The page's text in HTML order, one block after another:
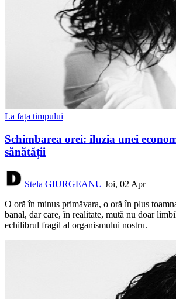
La fața timpului
Schimbarea orei: iluzia unei
sănătății
Stela GIURGEANU Joi, 02 Apr
O oră în minus primăvara, o oră în plus
banal, dar care, în realitate, mută nu doar
echilibrul fragil al organismului nostru.